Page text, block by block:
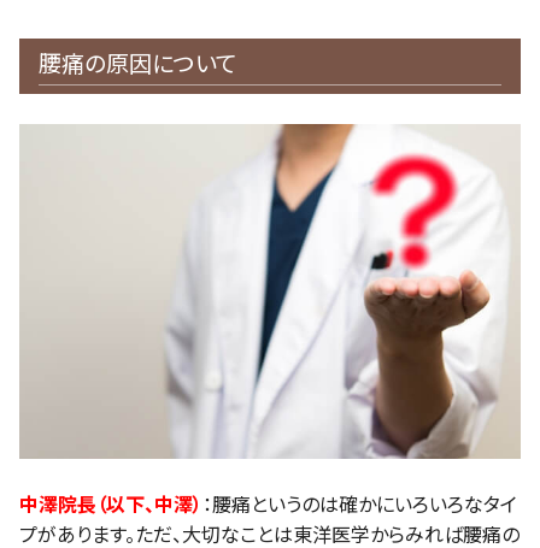
腰痛の原因について
中澤院長（以下、中澤） ：腰痛というのは確かにいろいろなタイ
プがあります。ただ、大切なことは東洋医学からみれば腰痛の